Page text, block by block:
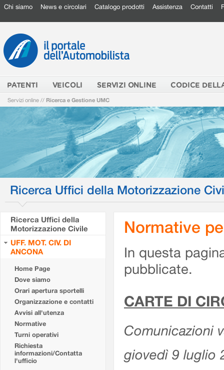
Chi siamo News e circolari Catalogo prodotti Assistenza Contatti
PATENTI VEICOLI SERVIZI ONLINE CODICE
Servizi online // Ricerca e Gestione UMC
Ricerca Uffici della Motorizzazione
Ricerca Uffici della
Motorizzazione Civile
UFF. MOT. CIV. DI
ANCONA
Home Page
Dove siamo
Orari apertura sportelli
Organizzazione e contatti
Avvisi all'utenza
Normative
Turni operativi
Richiesta
informazioni/Contatta
l'ufficio
Normative
In questa
pubblicate.
CARTE DI
Comunicazioni
giovedì 9 luglio